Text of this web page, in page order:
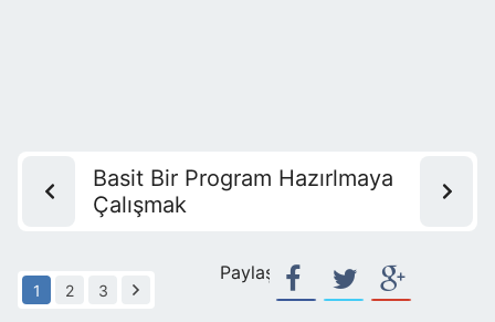
Basit Bir Program Hazırlmaya
Çalışmak
1 2 3
Paylaş: